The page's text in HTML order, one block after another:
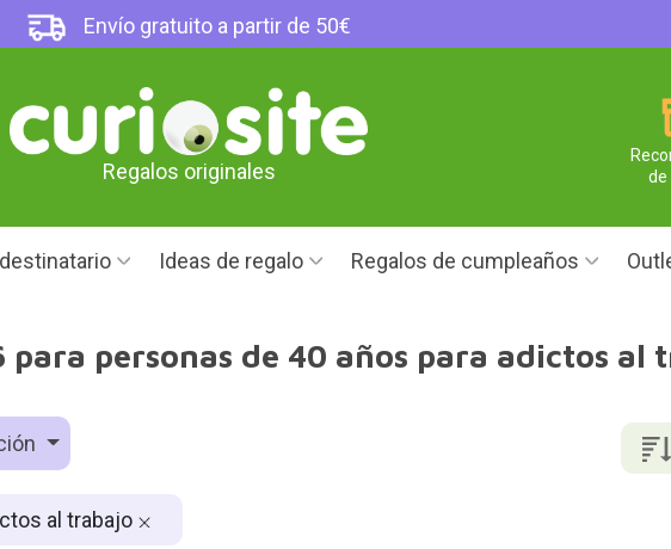
Envío gratuito a partir de 50€
Regalos originales
de
Ideas de regalo Regalos de cumpleaños
para personas de 40 años para adictos al
al trabajo